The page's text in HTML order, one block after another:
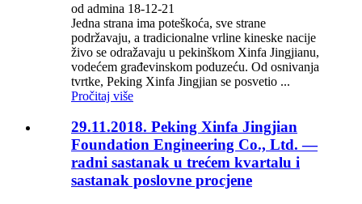
od admina 18-12-21
Jedna strana ima poteškoća, sve strane
podržavaju, a tradicionalne vrline kineske nacije
živo se odražavaju u pekinškom Xinfa Jingjianu,
vodećem građevinskom poduzeću. Od osnivanja
tvrtke, Peking Xinfa Jingjian se posvetio ...
Pročitaj više
29.11.2018. Peking Xinfa Jingjian
Foundation Engineering Co., Ltd. —
radni sastanak u trećem kvartalu i
sastanak poslovne procjene